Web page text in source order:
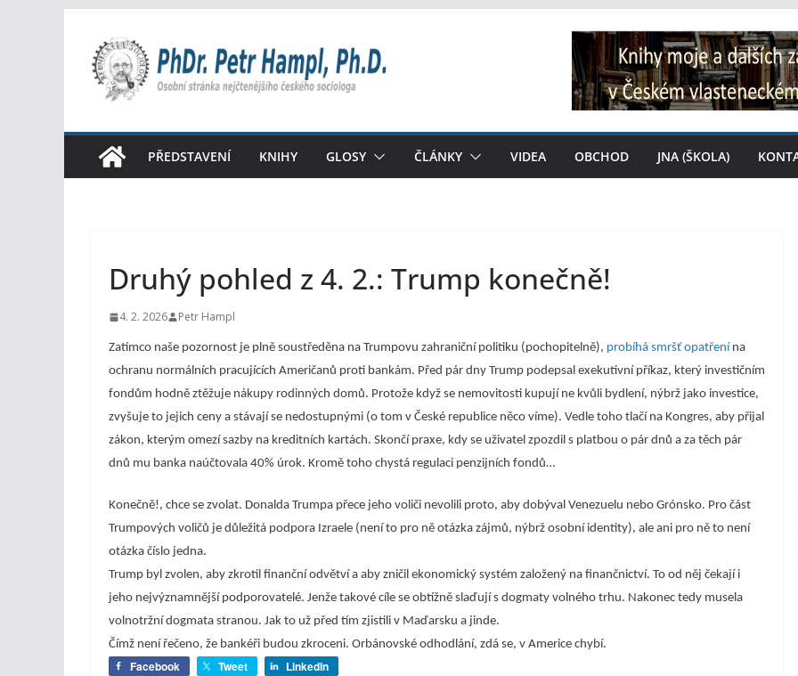
obsah
PŘEDSTAVENÍ KNIHY GLOSY ČLÁNKY VIDEA OBCHOD JNA (ŠKOLA)
Druhý pohled z 4. 2.: Trump konečně!
4. 2. 2026 Petr Hampl
Zatímco naše pozornost je plně soustředěna na Trumpovu zahraniční politiku (pochopitelně), probíhá smršť opatření na
ochranu normálních pracujících Američanů proti bankám. Před pár dny Trump podepsal exekutivní příkaz, který investičním
fondům hodně ztěžuje nákupy rodinných domů. Protože když se nemovitosti kupují ne kvůli bydlení, nýbrž jako investice,
zvyšuje to jejich ceny a stávají se nedostupnými (o tom v České republice něco víme). Vedle toho tlačí na Kongres, aby přijal
zákon, kterým omezí sazby na kreditních kartách. Skončí praxe, kdy se uživatel zpozdil s platbou o pár dnů a za těch pár
dnů mu banka naúčtovala 40% úrok. Kromě toho chystá regulaci penzijních fondů…
Konečně!, chce se zvolat. Donalda Trumpa přece jeho voliči nevolili proto, aby dobýval Venezuelu nebo Grónsko. Pro část
Trumpových voličů je důležitá podpora Izraele (není to pro ně otázka zájmů, nýbrž osobní identity), ale ani pro ně to není
otázka číslo jedna.
Trump byl zvolen, aby zkrotil finanční odvětví a aby zničil ekonomický systém založený na finančnictví. To od něj čekají i
jeho nejvýznamnější podporovatelé. Jenže takové cíle se obtížně slaďují s dogmaty volného trhu. Nakonec tedy musela
volnotržní dogmata stranou. Jak to už před tím zjistili v Maďarsku a jinde.
Čímž není řečeno, že bankéři budou zkroceni. Orbánovské odhodlání, zdá se, v Americe chybí.
Facebook Tweet LinkedIn